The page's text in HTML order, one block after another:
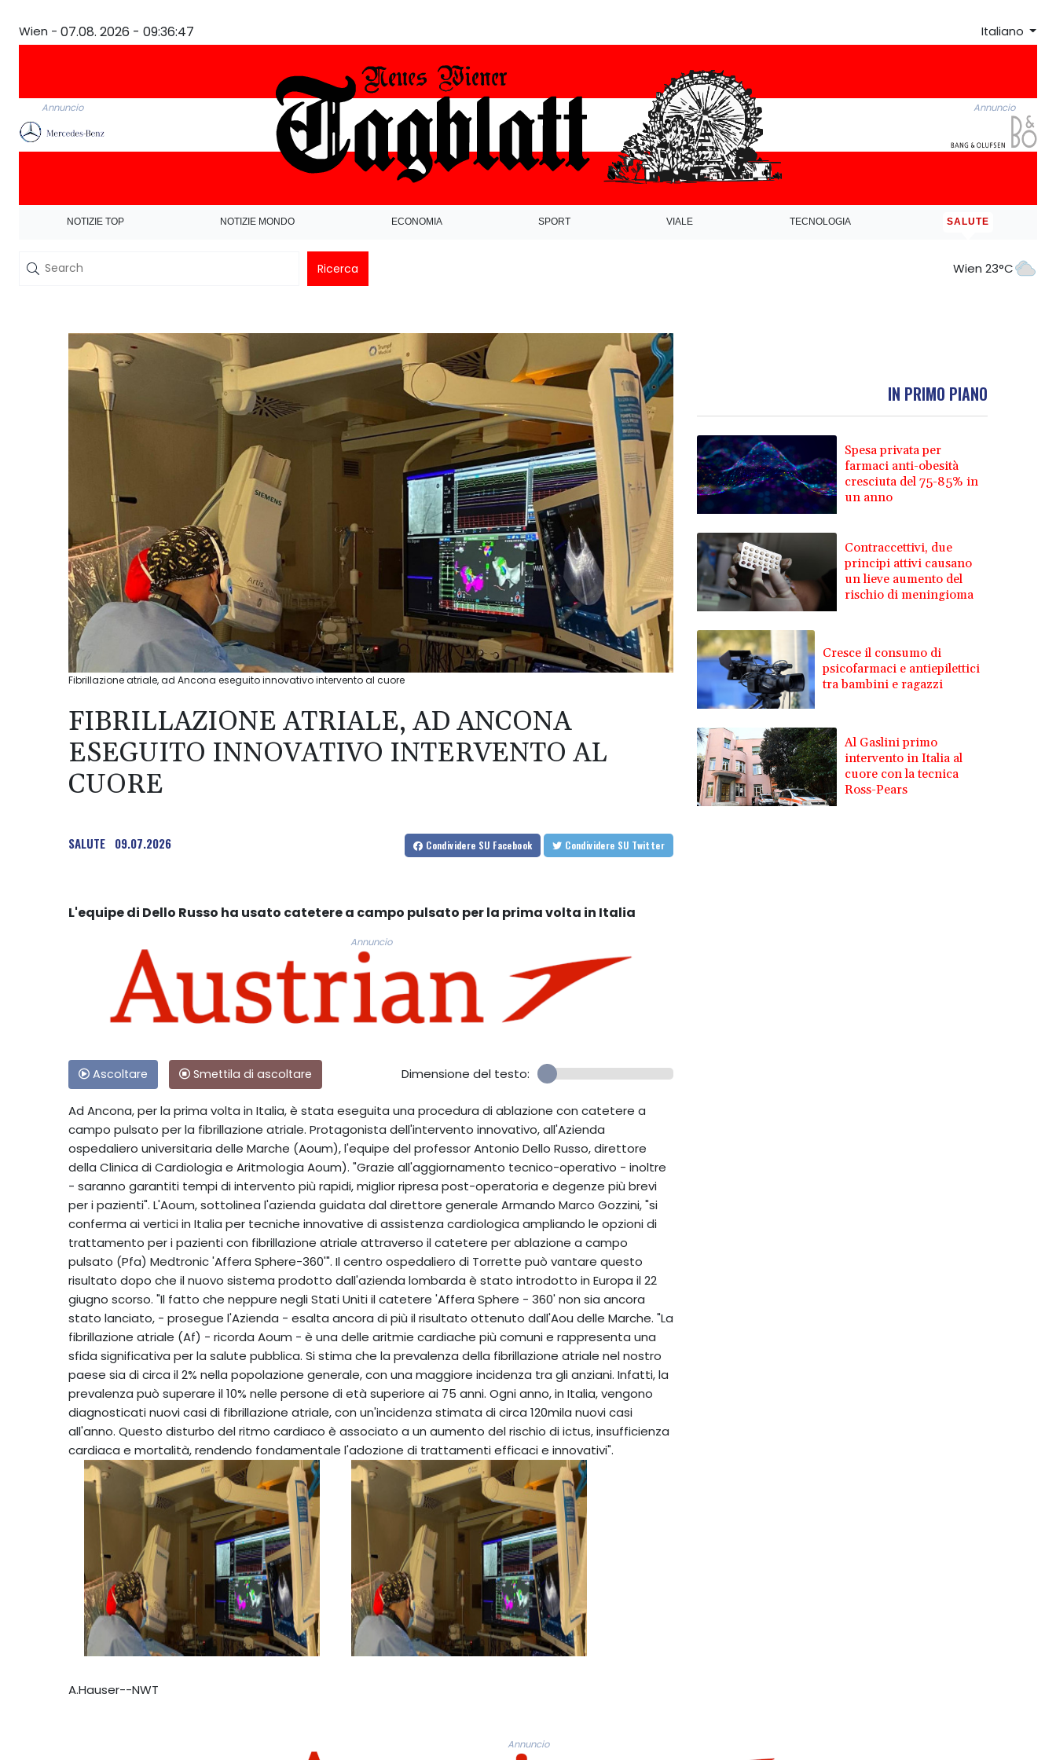
Wien - 07.08. 2026 - 09:36:48 Italiano
Annuncio Annuncio
NOTIZIE TOP NOTIZIE MONDO ECONOMIA SPORT VIALE TECNOLOGIA SALUTE
Ricerca Wien 23°C
Fibrillazione atriale, ad Ancona eseguito innovativo intervento al cuore
FIBRILLAZIONE ATRIALE, AD ANCONA
ESEGUITO INNOVATIVO INTERVENTO AL
CUORE
SALUTE 09.07.2026 Condividere SU Facebook Condividere SU Twitter
L'equipe di Dello Russo ha usato catetere a campo pulsato per la prima volta in Italia
Annuncio
Ascoltare Smettila di ascoltare Dimensione del testo:
Ad Ancona, per la prima volta in Italia, è stata eseguita una procedura di ablazione con catetere a
campo pulsato per la fibrillazione atriale. Protagonista dell'intervento innovativo, all'Azienda
ospedaliero universitaria delle Marche (Aoum), l'equipe del professor Antonio Dello Russo, direttore
della Clinica di Cardiologia e Aritmologia Aoum). "Grazie all'aggiornamento tecnico-operativo - inoltre
- saranno garantiti tempi di intervento più rapidi, miglior ripresa post-operatoria e degenze più brevi
per i pazienti". L'Aoum, sottolinea l'azienda guidata dal direttore generale Armando Marco Gozzini, "si
conferma ai vertici in Italia per tecniche innovative di assistenza cardiologica ampliando le opzioni di
trattamento per i pazienti con fibrillazione atriale attraverso il catetere per ablazione a campo
pulsato (Pfa) Medtronic 'Affera Sphere-360'". Il centro ospedaliero di Torrette può vantare questo
risultato dopo che il nuovo sistema prodotto dall'azienda lombarda è stato introdotto in Europa il 22
giugno scorso. "Il fatto che neppure negli Stati Uniti il catetere 'Affera Sphere - 360' non sia ancora
stato lanciato, - prosegue l'Azienda - esalta ancora di più il risultato ottenuto dall'Aou delle Marche. "La
fibrillazione atriale (Af) - ricorda Aoum - è una delle aritmie cardiache più comuni e rappresenta una
sfida significativa per la salute pubblica. Si stima che la prevalenza della fibrillazione atriale nel nostro
paese sia di circa il 2% nella popolazione generale, con una maggiore incidenza tra gli anziani. Infatti, la
prevalenza può superare il 10% nelle persone di età superiore ai 75 anni. Ogni anno, in Italia, vengono
diagnosticati nuovi casi di fibrillazione atriale, con un'incidenza stimata di circa 120mila nuovi casi
all'anno. Questo disturbo del ritmo cardiaco è associato a un aumento del rischio di ictus, insufficienza
cardiaca e mortalità, rendendo fondamentale l'adozione di trattamenti efficaci e innovativi".
A.Hauser--NWT
IN PRIMO PIANO
Spesa privata per
farmaci anti-obesità
cresciuta del 75-85% in
un anno
Contraccettivi, due
principi attivi causano
un lieve aumento del
rischio di meningioma
Cresce il consumo di
psicofarmaci e antiepilettici
tra bambini e ragazzi
Al Gaslini primo
intervento in Italia al
cuore con la tecnica
Ross-Pears
Annuncio